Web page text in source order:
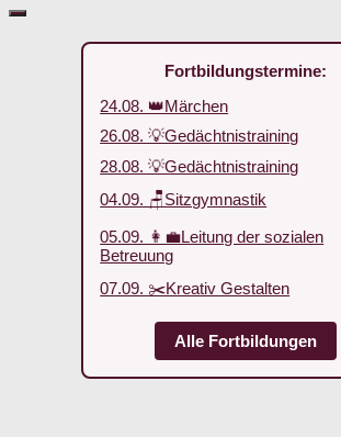
Fortbildungstermine:
24.08. 👑Märchen
26.08. 💡Gedächtnistraining
28.08. 💡Gedächtnistraining
04.09. 🪑Sitzgymnastik
05.09. 👩‍💼Leitung der sozialen
Betreuung
07.09. ✂️Kreativ Gestalten
Alle Fortbildungen